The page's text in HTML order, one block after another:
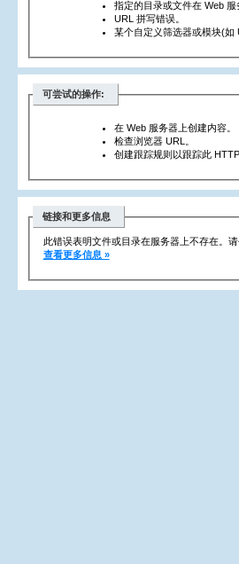
指定的目录或文件在 Web 服
URL 拼写错误。
某个自定义筛选器或模块(如
可尝试的操作:
在 Web 服务器上创建内容。
检查浏览器 URL。
创建跟踪规则以跟踪此
链接和更多信息
此错误表明文件或目录在服务器上不存在。
查看更多信息 »